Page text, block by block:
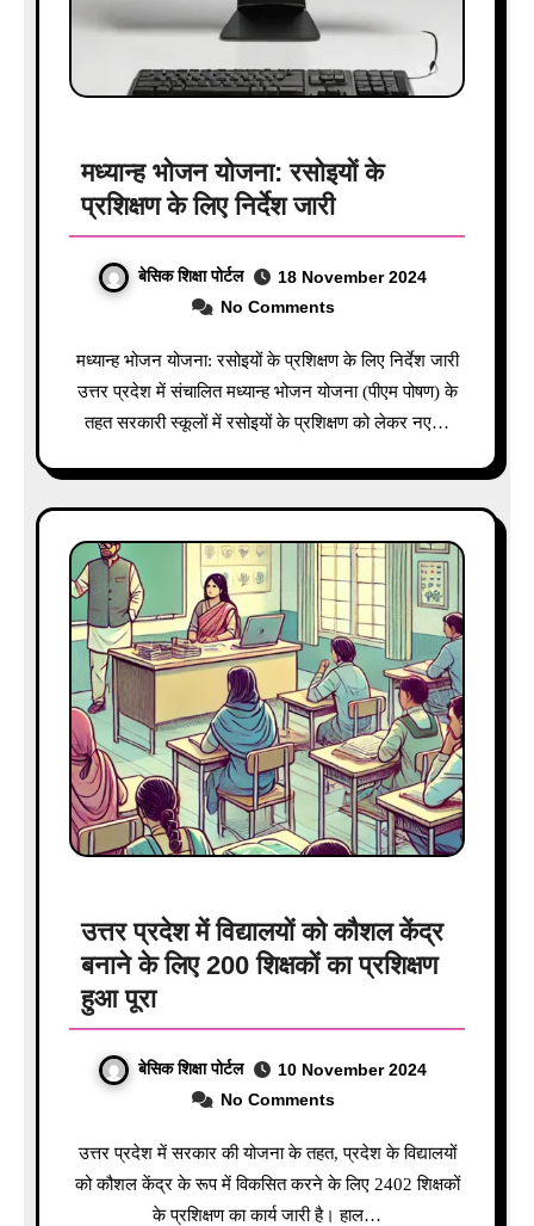
मध्यान्ह भोजन योजना: रसोइयों के
प्रशिक्षण के लिए निर्देश जारी
बेसिक शिक्षा पोर्टल
18 November 2024
No Comments
मध्यान्ह भोजन योजना: रसोइयों के प्रशिक्षण के लिए निर्देश जारी
उत्तर प्रदेश में संचालित मध्यान्ह भोजन योजना (पीएम पोषण) के
तहत सरकारी स्कूलों में रसोइयों के प्रशिक्षण को लेकर नए…
उत्तर प्रदेश में विद्यालयों को कौशल केंद्र
बनाने के लिए 200 शिक्षकों का प्रशिक्षण
हुआ पूरा
बेसिक शिक्षा पोर्टल
10 November 2024
No Comments
उत्तर प्रदेश में सरकार की योजना के तहत, प्रदेश के विद्यालयों
को कौशल केंद्र के रूप में विकसित करने के लिए 2402 शिक्षकों
के प्रशिक्षण का कार्य जारी है। हाल…